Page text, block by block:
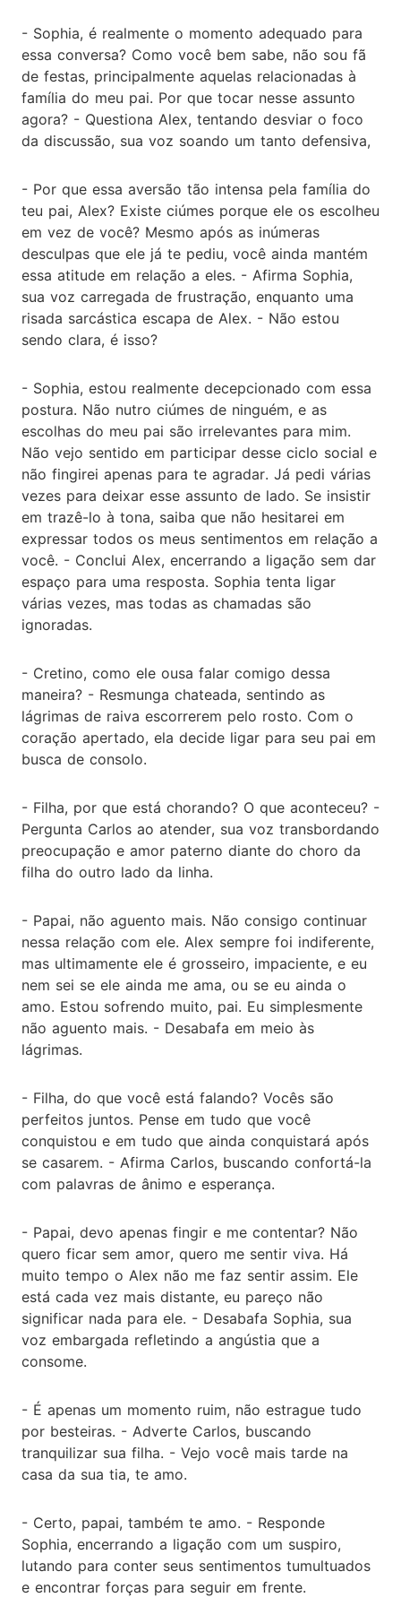
- Sophia, é realmente o momento adequado para
essa conversa? Como você bem sabe, não sou fã
de festas, principalmente aquelas relacionadas à
família do meu pai. Por que tocar nesse assunto
agora? - Questiona Alex, tentando desviar o foco
da discussão, sua voz soando um tanto defensiva,
- Por que essa aversão tão intensa pela família do
teu pai, Alex? Existe ciúmes porque ele os escolheu
em vez de você? Mesmo após as inúmeras
desculpas que ele já te pediu, você ainda mantém
essa atitude em relação a eles. - Afirma Sophia,
sua voz carregada de frustração, enquanto uma
risada sarcástica escapa de Alex. - Não estou
sendo clara, é isso?
- Sophia, estou realmente decepcionado com essa
postura. Não nutro ciúmes de ninguém, e as
escolhas do meu pai são irrelevantes para mim.
Não vejo sentido em participar desse ciclo social e
não fingirei apenas para te agradar. Já pedi várias
vezes para deixar esse assunto de lado. Se insistir
em trazê-lo à tona, saiba que não hesitarei em
expressar todos os meus sentimentos em relação a
você. - Conclui Alex, encerrando a ligação sem dar
espaço para uma resposta. Sophia tenta ligar
várias vezes, mas todas as chamadas são
ignoradas.
- Cretino, como ele ousa falar comigo dessa
maneira? - Resmunga chateada, sentindo as
lágrimas de raiva escorrerem pelo rosto. Com o
coração apertado, ela decide ligar para seu pai em
busca de consolo.
- Filha, por que está chorando? O que aconteceu? -
Pergunta Carlos ao atender, sua voz transbordando
preocupação e amor paterno diante do choro da
filha do outro lado da linha.
- Papai, não aguento mais. Não consigo continuar
nessa relação com ele. Alex sempre foi indiferente,
mas ultimamente ele é grosseiro, impaciente, e eu
nem sei se ele ainda me ama, ou se eu ainda o
amo. Estou sofrendo muito, pai. Eu simplesmente
não aguento mais. - Desabafa em meio às
lágrimas.
- Filha, do que você está falando? Vocês são
perfeitos juntos. Pense em tudo que você
conquistou e em tudo que ainda conquistará após
se casarem. - Afirma Carlos, buscando confortá-la
com palavras de ânimo e esperança.
- Papai, devo apenas fingir e me contentar? Não
quero ficar sem amor, quero me sentir viva. Há
muito tempo o Alex não me faz sentir assim. Ele
está cada vez mais distante, eu pareço não
significar nada para ele. - Desabafa Sophia, sua
voz embargada refletindo a angústia que a
consome.
- É apenas um momento ruim, não estrague tudo
por besteiras. - Adverte Carlos, buscando
tranquilizar sua filha. - Vejo você mais tarde na
casa da sua tia, te amo.
- Certo, papai, também te amo. - Responde
Sophia, encerrando a ligação com um suspiro,
lutando para conter seus sentimentos tumultuados
e encontrar forças para seguir em frente.